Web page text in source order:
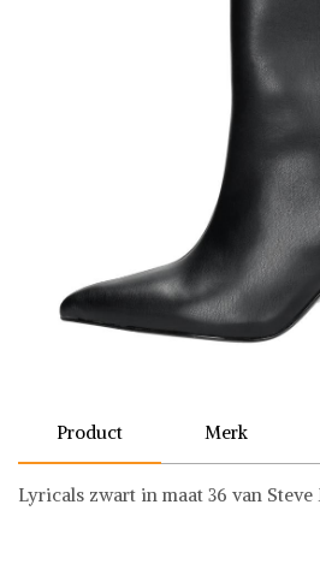
Product Merk
Lyricals zwart in maat 36 van Steve